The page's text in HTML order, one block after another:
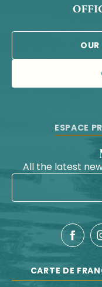
ESPACE
All the latest
CARTE DE